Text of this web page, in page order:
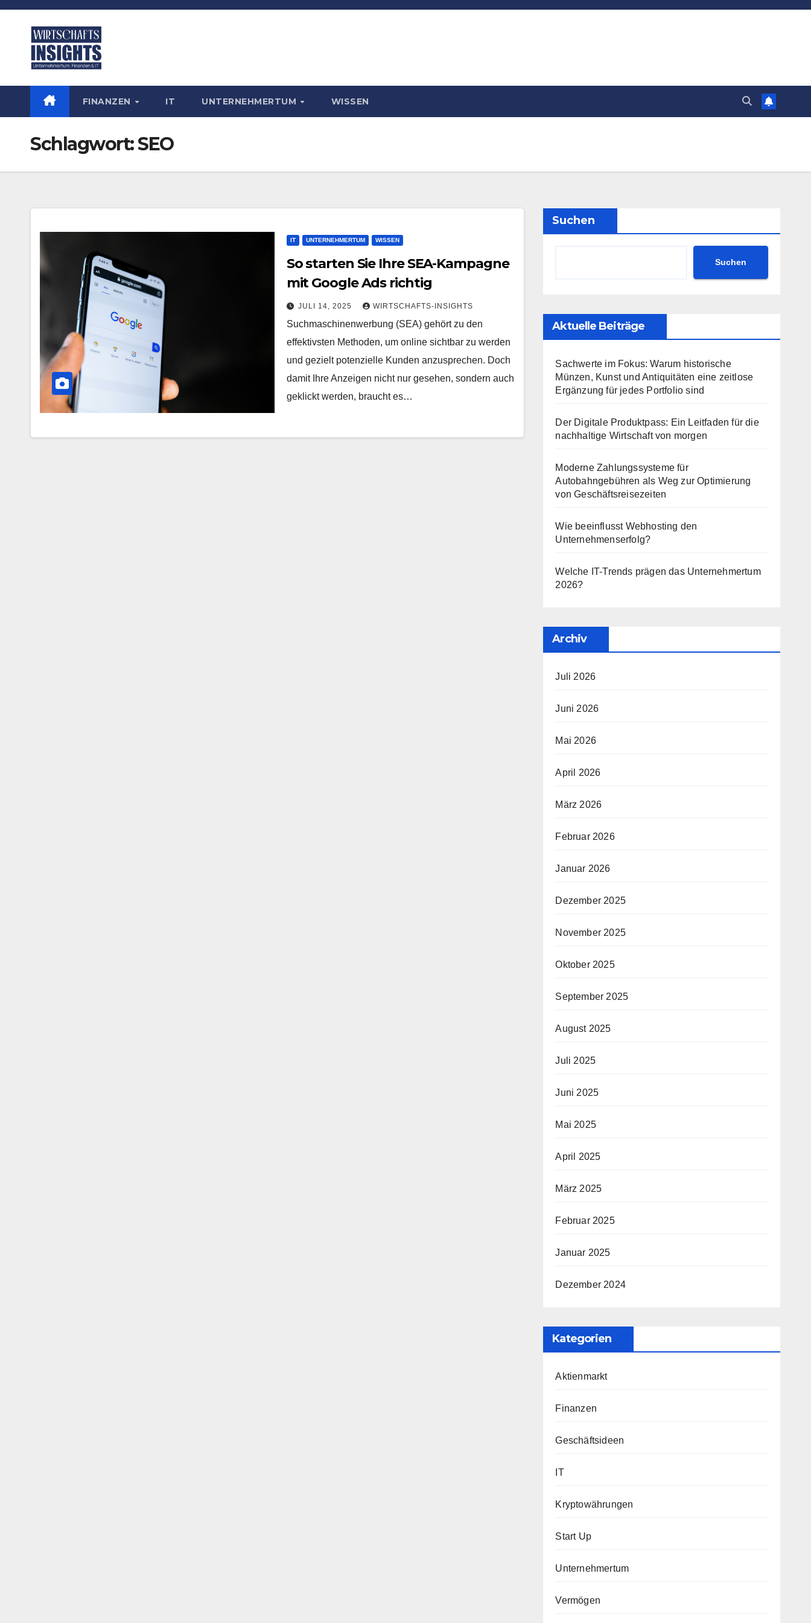
Zum
springen
FINANZEN IT UNTERNEHMERTUM WISSEN
Schlagwort:SEO
IT UNTERNEHMERTUM WISSEN
So starten Sie Ihre SEA-Kampagne
mit Google Ads richtig
JULI 14, 2025 WIRTSCHAFTS-INSIGHTS
Suchmaschinenwerbung (SEA) gehört zu den
effektivsten Methoden, um online sichtbar zu werden
und gezielt potenzielle Kunden anzusprechen. Doch
damit Ihre Anzeigen nicht nur gesehen, sondern auch
geklickt werden, braucht es…
Suchen
Suchen
Aktuelle Beiträge
Sachwerte im Fokus: Warum historische
Münzen, Kunst und Antiquitäten eine zeitlose
Ergänzung für jedes Portfolio sind
Der Digitale Produktpass: Ein Leitfaden für die
nachhaltige Wirtschaft von morgen
Moderne Zahlungssysteme für
Autobahngebühren als Weg zur Optimierung
von Geschäftsreisezeiten
Wie beeinflusst Webhosting den
Unternehmenserfolg?
Welche IT-Trends prägen das Unternehmertum
2026?
Archiv
Juli 2026
Juni 2026
Mai 2026
April 2026
März 2026
Februar 2026
Januar 2026
Dezember 2025
November 2025
Oktober 2025
September 2025
August 2025
Juli 2025
Juni 2025
Mai 2025
April 2025
März 2025
Februar 2025
Januar 2025
Dezember 2024
Kategorien
Aktienmarkt
Finanzen
Geschäftsideen
IT
Kryptowährungen
Start Up
Unternehmertum
Vermögen